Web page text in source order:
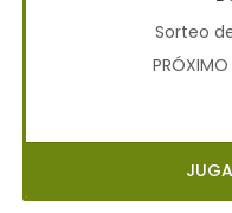
Sorteo
PRÓXIMO